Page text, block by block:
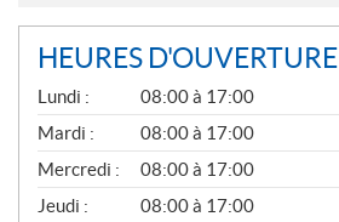
HEURES D'OUVERTURE
G
É
N
É
R
A
L
Lundi :
08:00 à 17:00
Mardi :
08:00 à 17:00
Mercredi :
08:00 à 17:00
Jeudi :
08:00 à 17:00